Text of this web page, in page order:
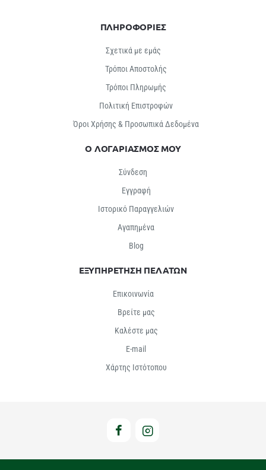
ΠΛΗΡΟΦΟΡΙΕΣ
Σχετικά με εμάς
Τρόποι Αποστολής
Τρόποι Πληρωμής
Πολιτική Επιστροφών
Όροι Χρήσης & Προσωπικά Δεδομένα
Ο ΛΟΓΑΡΙΑΣΜΟΣ ΜΟΥ
Σύνδεση
Εγγραφή
Ιστορικό Παραγγελιών
Αγαπημένα
Βlog
ΕΞΥΠΗΡΕΤΗΣΗ ΠΕΛΑΤΩΝ
Επικοινωνία
Βρείτε μας
Καλέστε μας
E-mail
Χάρτης Ιστότοπου